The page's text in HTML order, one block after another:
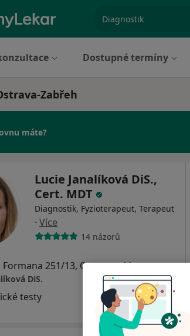
Dostupné termíny
Zabřeh
máte?
Lucie Janalíková DiS.,
Cert. MDT
Diagnostik, Fyzioterapeut, Terapeut
· Více
14 názorů
Formana 251/13, Ostrava•Mapa
DiS.
testy 850 Kč